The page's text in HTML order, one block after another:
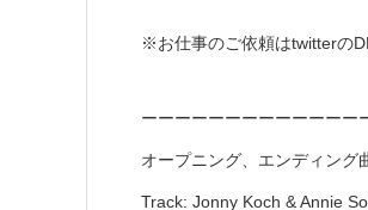
※お仕事のご依頼はtwitterの
ーーーーーーーーーーーーー
オープニング、エンディング
Track: Jonny Koch & Annie